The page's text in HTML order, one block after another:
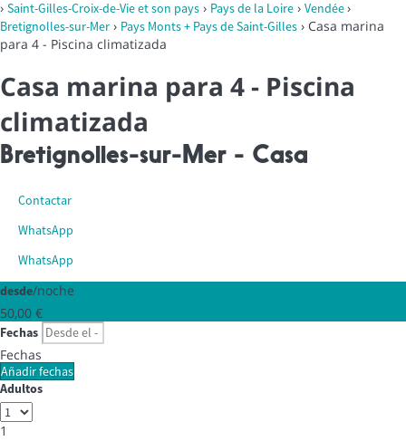
› Saint-Gilles-Croix-de-Vie et son pays › Pays de la Loire › Vendée›
Bretignolles-sur-Mer › Pays Monts + Pays de Saint-Gilles › Casa marina
para 4 - Piscina climatizada
Casa marina para 4 - Piscina
climatizada
Bretignolles-sur-Mer - Casa
Contactar
WhatsApp
WhatsApp
desde/noche
50,00 €
Fechas
Fechas
Añadir fechas
Adultos
1